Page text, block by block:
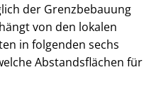
der Grenzbebauung
von den lokalen
in folgenden sechs
Abstandsflächen für